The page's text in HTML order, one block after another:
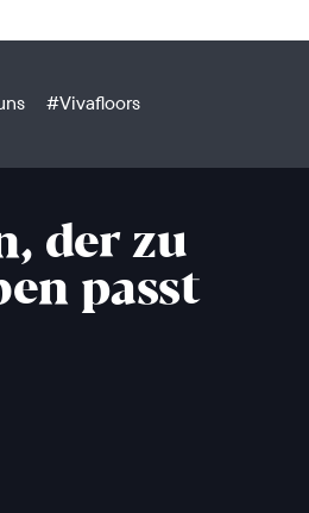
#Vivafloors
der zu
passt